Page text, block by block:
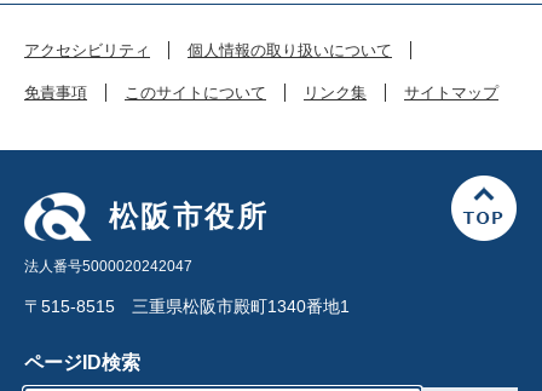
アクセシビリティ 個人情報の取り扱いについて
免責事項 このサイトについて リンク集 サイトマップ
松阪市役所
法人番号5000020242047
〒515-8515 三重県松阪市殿町1340番地1
ページID検索